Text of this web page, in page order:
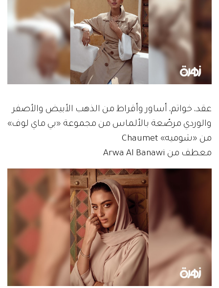
عقد، خواتم، أساور وأقراط من الذهب الأبيض والأصفر
والوردي مرصّعة بالألماس من مجموعة «بي ماي لوف»
من «شوميه» Chaumet
معطف من Arwa Al Banawi